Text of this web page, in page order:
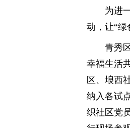
为进
动，让“绿
青秀
幸福生活
区、埌西
纳入各试
织社区党